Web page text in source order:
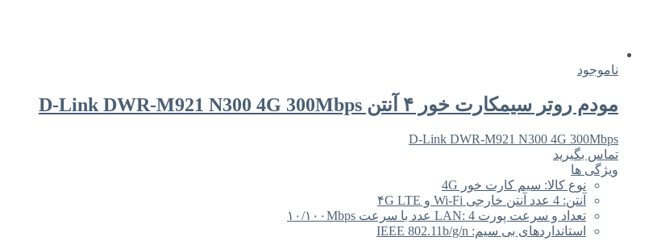
ناموجود
مودم روتر سیمکارت خور ۴ آنتن D-Link DWR-M921 N300 4G 300Mbps
D-Link DWR-M921 N300 4G 300Mbps
تماس بگیرید
ویژگی ها
نوع کالا: سیم کارت خور 4G
آنتن: 4 عدد آنتن خارجی Wi-Fi و ۴G LTE
تعداد و سرعت پورت LAN: 4 عدد با سرعت ۱۰/۱۰۰Mbps
استانداردهای بی سیم: IEEE 802.11b/g/n